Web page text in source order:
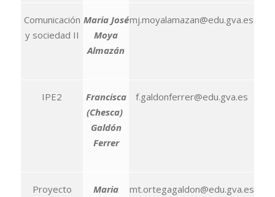
Comunicación
y sociedad II
Maria José
Moya
Almazán
mj.moyalamazan@edu.gva.es
IPE2
Francisca
(Chesca)
Galdón
Ferrer
f.galdonferrer@edu.gva.es
Proyecto
Maria
mt.ortegagaldon@edu.gva.es